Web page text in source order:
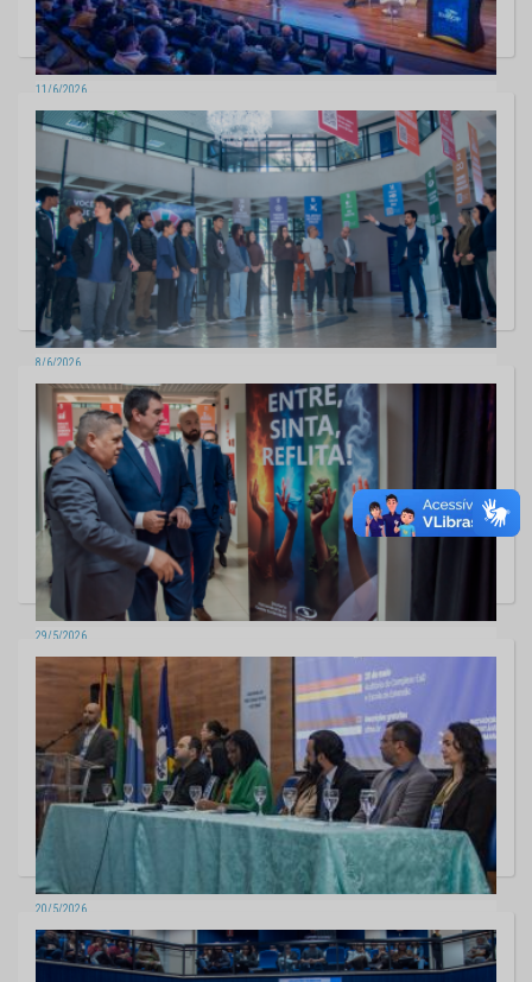
11/6/2026
TCE-MS participa do ENAOP 2026 e reforça compromisso com
inovação na fiscalização de obras públicas
1 fotos
8/6/2026
TCE-MS recebe estudantes da rede estadual em experiência que une
sustentabilidade, cidadania e controle social
7 fotos
29/5/2026
TCE-MS reúne Poderes e lança Pacto pela sustentabilidade e resiliência
climática nos municípios
20 fotos
20/5/2026
TCE-MS reforça protagonismo na construção da Agenda 2030 durante
Conferência Estadual dos ODS